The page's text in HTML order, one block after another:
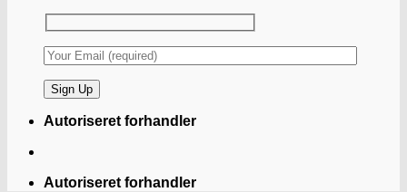
Autoriseret forhandler
Autoriseret forhandler